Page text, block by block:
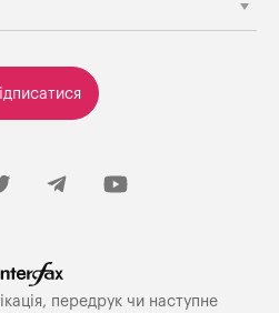
передрук чи наступне